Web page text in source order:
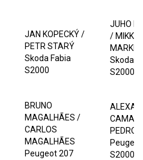
JAN KOPECKÝ /
PETR STARÝ
Skoda Fabia
S2000
JUHO
/ MIKKO
Skoda
S2000
BRUNO
MAGALHÃES /
CARLOS
MAGALHÃES
Peugeot 207
PEDRO
S2000